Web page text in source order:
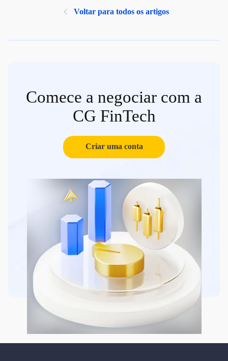
Voltar para todos os artigos
Comece a negociar com a
CG FinTech
Criar uma conta